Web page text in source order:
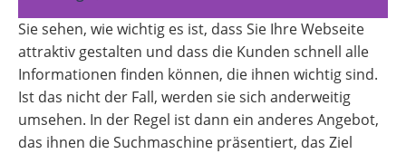
Sie sehen, wie wichtig es ist, dass Sie Ihre Webseite
attraktiv gestalten und dass die Kunden schnell alle
Informationen finden können, die ihnen wichtig sind.
Ist das nicht der Fall, werden sie sich anderweitig
umsehen. In der Regel ist dann ein anderes Angebot,
das ihnen die Suchmaschine präsentiert, das Ziel